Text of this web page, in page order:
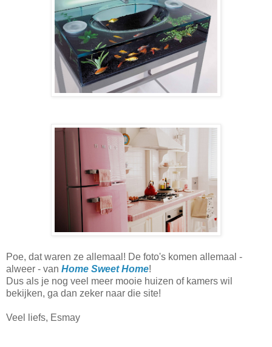
Poe, dat waren ze allemaal! De foto's komen allemaal -
alweer - van Home Sweet Home!
Dus als je nog veel meer mooie huizen of kamers wil
bekijken, ga dan zeker naar die site!
Veel liefs, Esmay